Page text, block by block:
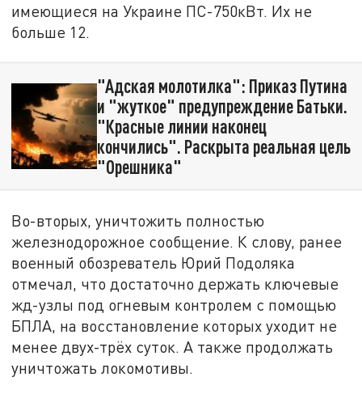
имеющиеся на Украине ПС-750кВт. Их не
больше 12.
"Адская молотилка": Приказ Путина
и "жуткое" предупреждение Батьки.
"Красные линии наконец
кончились". Раскрыта реальная цель
"Орешника"
Во-вторых, уничтожить полностью
железнодорожное сообщение. К слову, ранее
военный обозреватель Юрий Подоляка
отмечал, что достаточно держать ключевые
жд-узлы под огневым контролем с помощью
БПЛА, на восстановление которых уходит не
менее двух-трёх суток. А также продолжать
уничтожать локомотивы.